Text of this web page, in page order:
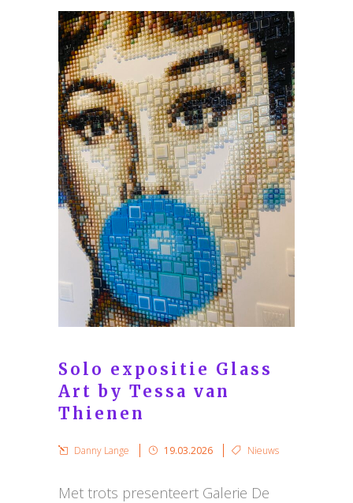
Solo expositie Glass
Art by Tessa van
Thienen
Danny Lange 19.03.2026 Nieuws
Met trots presenteert Galerie De